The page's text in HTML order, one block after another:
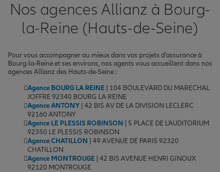
Nos agences Allianz à Bourg-
la-Reine (Hauts-de-Seine)
Pour vous accompagner au mieux dans vos projets d'assurance à
Bourg-la-Reine et ses environs, nos agents vous accueillent dans nos
agences Allianz des Hauts-de-Seine :
Agence BOURG LA REINE | 104 BOULEVARD DU MARECHAL
JOFFRE 92340 BOURG LA REINE
Agence ANTONY | 42 BIS AV DE LA DIVISION LECLERC
92160 ANTONY
Agence LE PLESSIS ROBINSON | 5 PLACE DE L'AUDITORIUM
92350 LE PLESSIS ROBINSON
Agence CHATILLON | 49 AVENUE DE PARIS 92320
CHATILLON
Agence MONTROUGE | 42 BIS AVENUE HENRI GINOUX
92120 MONTROUGE